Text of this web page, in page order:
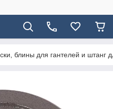
блины для гантелей и штанг